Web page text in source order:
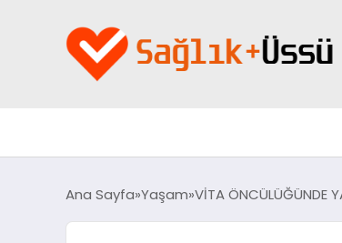
Ana Sayfa Yaşam VİTA ÖNCÜLÜĞÜNDE